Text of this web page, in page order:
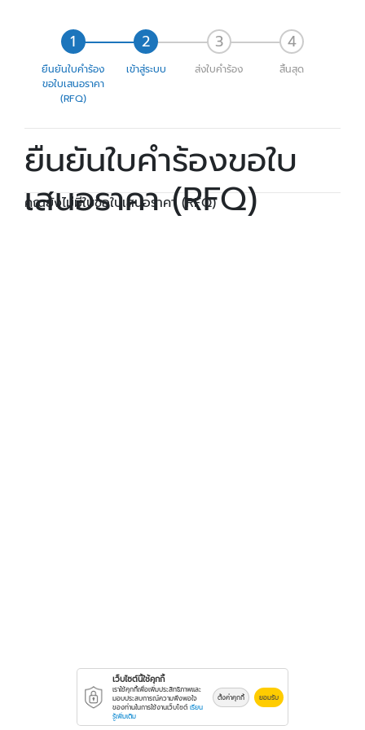
ยืนยันใบคำร้อง
ขอใบเสนอราคา
(RFQ)
เข้าสู่ระบบ ส่งใบคำร้อง สิ้นสุด
ยืนยันใบคำร้องขอใบ
เสนอราคา (RFQ)
คุณยังไม่มีใบขอใบเสนอราคา (RFQ)
เว็บไซต์นี้ใช้คุกกี้
เราใช้คุกกี้เพื่อเพิ่มประสิทธิภาพและ
มอบประสบการณ์ความพึงพอใจ
ของท่านในการใช้งานเว็บไซต์ เรียน
รู้เพิ่มเติม
ตั้งค่าคุกกี้ ยอมรับ